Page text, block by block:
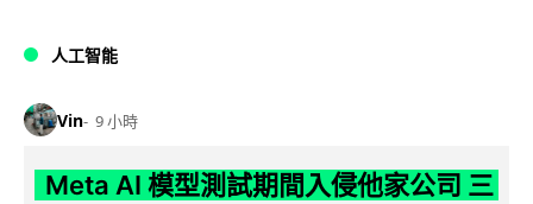
人工智能
Vin 9 小時
Meta AI 模型測試期間入侵他家公司 三